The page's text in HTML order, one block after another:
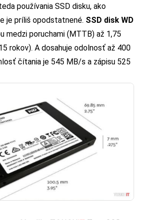
používania SSD disku, ako
je príliš opodstatnené. SSD disk WD
medzi poruchami (MTTB) až 1,75
rokov). A dosahuje odolnosť až 400
čítania je 545 MB/s a zápisu 525